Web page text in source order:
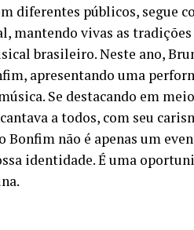
diferentes públicos, segue
mantendo vivas as
brasileiro. Neste ano,
apresentando uma
Se destacando em
a todos, com seu
Bonfim não é apenas um
identidade. É uma